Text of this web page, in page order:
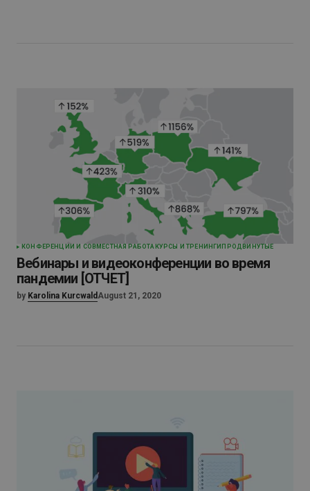
КОНФЕРЕНЦИИ И СОВМЕСТНАЯ РАБОТА КУРСЫ И ТРЕНИНГИ ПРОДВИНУТЫЕ
Вебинары и видеоконференции во время
пандемии [ОТЧЕТ]
by Karolina KurcwaldAugust 21, 2020